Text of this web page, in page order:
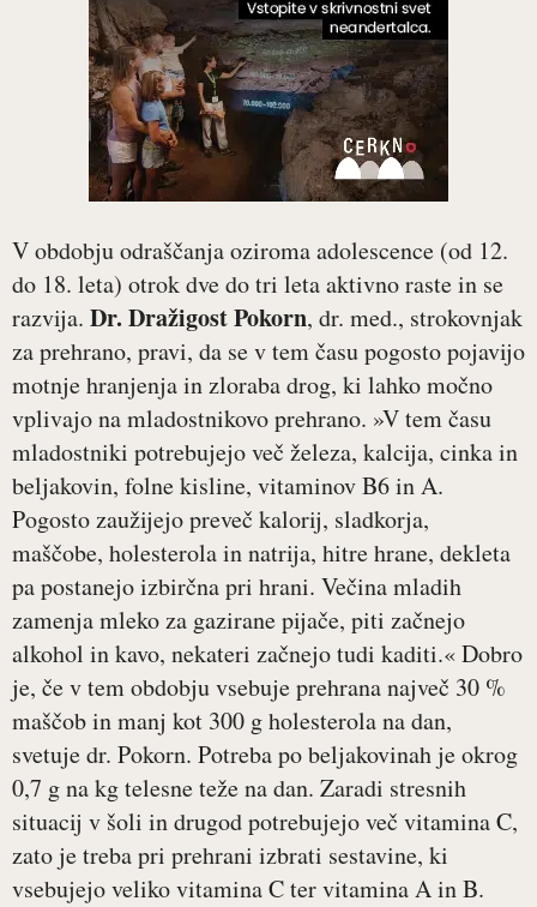
V obdobju odraščanja oziroma adolescence (od 12.
do 18. leta) otrok dve do tri leta aktivno raste in se
razvija. Dr. Dražigost Pokorn, dr. med., strokovnjak
za prehrano, pravi, da se v tem času pogosto pojavijo
motnje hranjenja in zloraba drog, ki lahko močno
vplivajo na mladostnikovo prehrano. »V tem času
mladostniki potrebujejo več železa, kalcija, cinka in
beljakovin, folne kisline, vitaminov B6 in A.
Pogosto zaužijejo preveč kalorij, sladkorja,
maščobe, holesterola in natrija, hitre hrane, dekleta
pa postanejo izbirčna pri hrani. Večina mladih
zamenja mleko za gazirane pijače, piti začnejo
alkohol in kavo, nekateri začnejo tudi kaditi.« Dobro
je, če v tem obdobju vsebuje prehrana največ 30 %
maščob in manj kot 300 g holesterola na dan,
svetuje dr. Pokorn. Potreba po beljakovinah je okrog
0,7 g na kg telesne teže na dan. Zaradi stresnih
situacij v šoli in drugod potrebujejo več vitamina C,
zato je treba pri prehrani izbrati sestavine, ki
vsebujejo veliko vitamina C ter vitamina A in B.